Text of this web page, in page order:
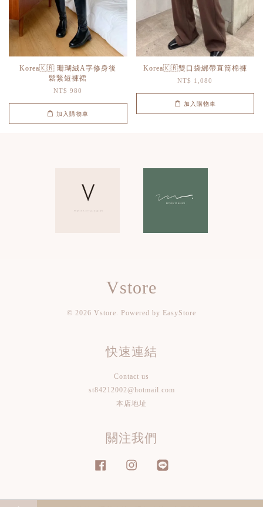
Korea🇰🇷 珊瑚絨A字修身後
鬆緊短褲裙
NT$ 980
加入購物車
Korea🇰🇷雙口袋綁帶直筒棉褲
NT$ 1,080
加入購物車
Vstore
© 2026 Vstore. Powered by EasyStore
快速連結
Contact us
st84212002@hotmail.com
本店地址
關注我們
Facebook Instagram